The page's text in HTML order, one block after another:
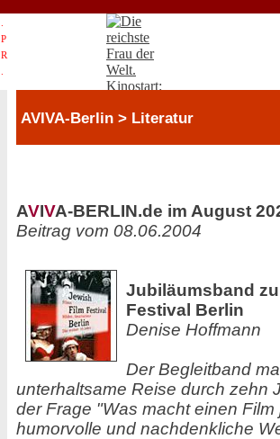
P
R
AVIVA-Berlin > Literatur
AVIVA-BERLIN.de im August
Beitrag vom 08.06.2004
Jubiläumsband
Festival Berlin
Denise Hoffmann
Der Begleitband
unterhaltsame Reise durch zehn
der Frage "Was macht einen
humorvolle und nachdenkliche